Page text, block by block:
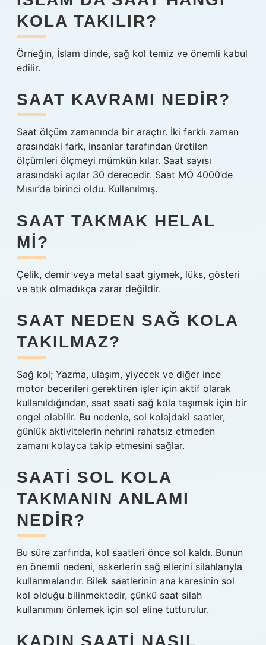
KOLA TAKILIR?
Örneğin, İslam dinde, sağ kol temiz ve önemli kabul
edilir.
SAAT KAVRAMI NEDIR?
Saat ölçüm zamanında bir araçtır. İki farklı zaman
arasındaki fark, insanlar tarafından üretilen
ölçümleri ölçmeyi mümkün kılar. Saat sayısı
arasındaki açılar 30 derecedir. Saat MÖ 4000’de
Mısır’da birinci oldu. Kullanılmış.
SAAT TAKMAK HELAL
MI?
Çelik, demir veya metal saat giymek, lüks, gösteri
ve atık olmadıkça zarar değildir.
SAAT NEDEN SAĞ KOLA
TAKILMAZ?
Sağ kol; Yazma, ulaşım, yiyecek ve diğer ince
motor becerileri gerektiren işler için aktif olarak
kullanıldığından, saat saati sağ kola taşımak için bir
engel olabilir. Bu nedenle, sol kolajdaki saatler,
günlük aktivitelerin nehrini rahatsız etmeden
zamanı kolayca takip etmesini sağlar.
SAATI SOL KOLA
TAKMANIN ANLAMI
NEDIR?
Bu süre zarfında, kol saatleri önce sol kaldı. Bunun
en önemli nedeni, askerlerin sağ ellerini silahlarıyla
kullanmalarıdır. Bilek saatlerinin ana karesinin sol
kol olduğu bilinmektedir, çünkü saat silah
kullanımını önlemek için sol eline tutturulur.
KADIN SAATI NASIL